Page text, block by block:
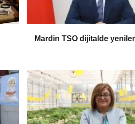
Mardin TSO dijitalde